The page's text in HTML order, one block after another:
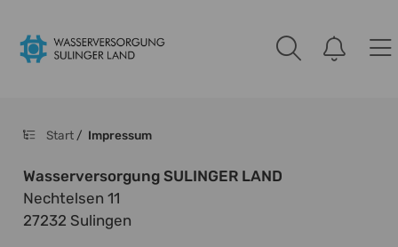
Start / Impressum
Wasserversorgung SULINGER LAND
Nechtelsen 11
27232 Sulingen